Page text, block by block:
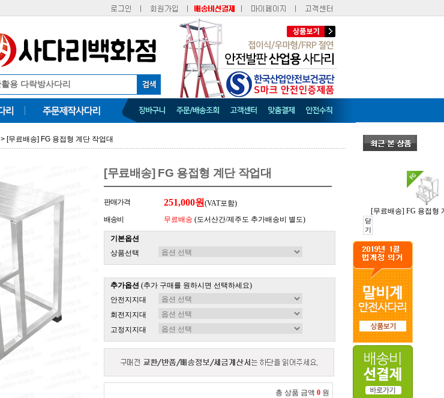
[무료배송] FG 용접형
닫
기
> [무료배송] FG 용접형 계단 작업대
[무료배송] FG 용접형 계단 작업대
판매가격 251,000원 (VAT포함)
배송비
무료배송 (도서산간/제주도 추가배송비 별도)
기본옵션
상품선택
추가옵션 (추가 구매를 원하시면 선택하세요)
안전지지대
회전지지대
고정지지대
총 상품 금액 0 원